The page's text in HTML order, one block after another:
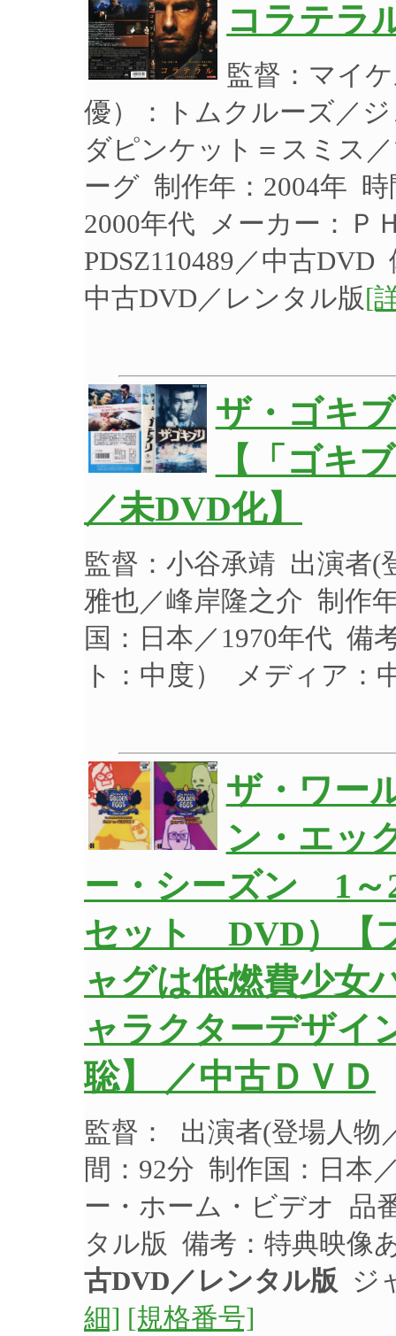
コラテラ
監督：マイ
優）：トムクルーズ／
ダピンケット＝スミス
ーグ 制作年：2004年
2000年代 メーカー：Ｐ
PDSZ110489／中古
中古DVD／レンタル版[
ザ・ゴキ
【「ゴキ
／未DVD化】
監督：小谷承靖 出演者(
雅也／峰岸隆之介 制作
国：日本／1970年代 備
ト：中度）
メディア：
ザ・ワー
ン・エッ
ー・シーズン 1
セット DVD）【
ャグは低燃費少女
ャラクターデザイ
聡】 ／中古ＤＶＤ
監督： 出演者(登場人物
間：92分 制作国：日本
ー・ホーム・ビデオ 品
タル版 備考：特典映像
古DVD／レンタル版 ジ
細] [規格番号]